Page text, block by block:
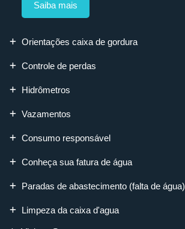
Saiba mais
Orientações caixa de gordura
Controle de perdas
Hidrômetros
Vazamentos
Consumo responsável
Conheça sua fatura de água
Paradas de abastecimento (falta de água)
Limpeza da caixa d'agua